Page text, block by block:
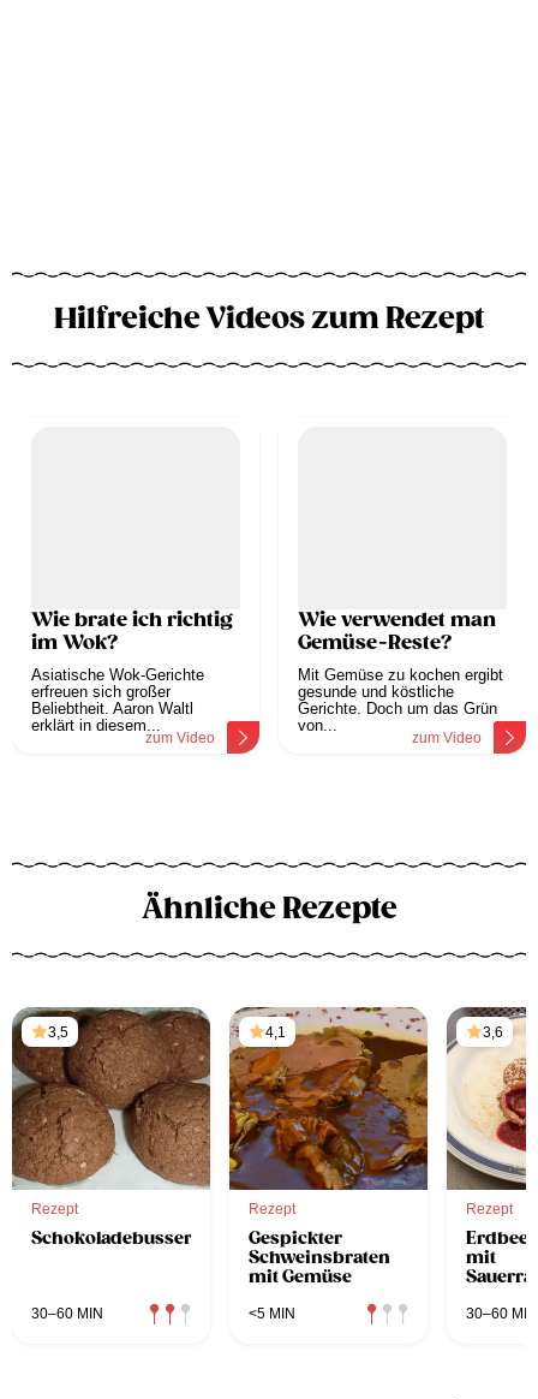
Hilfreiche Videos zum Rezept
Wie brate ich richtig
im Wok?
Asiatische Wok-Gerichte
erfreuen sich großer
Beliebtheit. Aaron Waltl
erklärt in diesem...
zum Video
Wie verwendet man
Gemüse-Reste?
Mit Gemüse zu kochen ergibt
gesunde und köstliche
Gerichte. Doch um das Grün
von...
zum Video
Ähnliche Rezepte
3,5
Rezept
Schokoladebusserl
30–60 MIN
4,1
Rezept
Gespickter
Schweinsbraten
mit Gemüse
<5 MIN
3,6
Rezept
mit
30–60 MIN